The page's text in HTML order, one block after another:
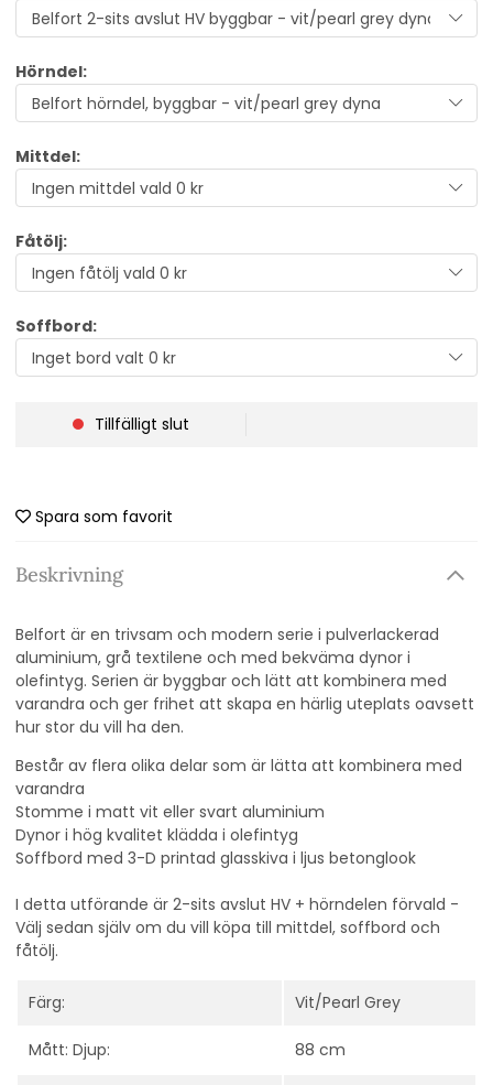
Hörndel:
Mittdel:
Fåtölj:
Soffbord:
Tillfälligt slut
Spara som favorit
Beskrivning
Belfort är en trivsam och modern serie i pulverlackerad
aluminium, grå textilene och med bekväma dynor i
olefintyg. Serien är byggbar och lätt att kombinera med
varandra och ger frihet att skapa en härlig uteplats oavsett
hur stor du vill ha den.
Består av flera olika delar som är lätta att kombinera med
varandra
Stomme i matt vit eller svart aluminium
Dynor i hög kvalitet klädda i olefintyg
Soffbord med 3-D printad glasskiva i ljus betonglook
I detta utförande är 2-sits avslut HV + hörndelen förvald -
Välj sedan själv om du vill köpa till mittdel, soffbord och
fåtölj.
Färg: Vit/Pearl Grey
Mått: Djup: 88 cm